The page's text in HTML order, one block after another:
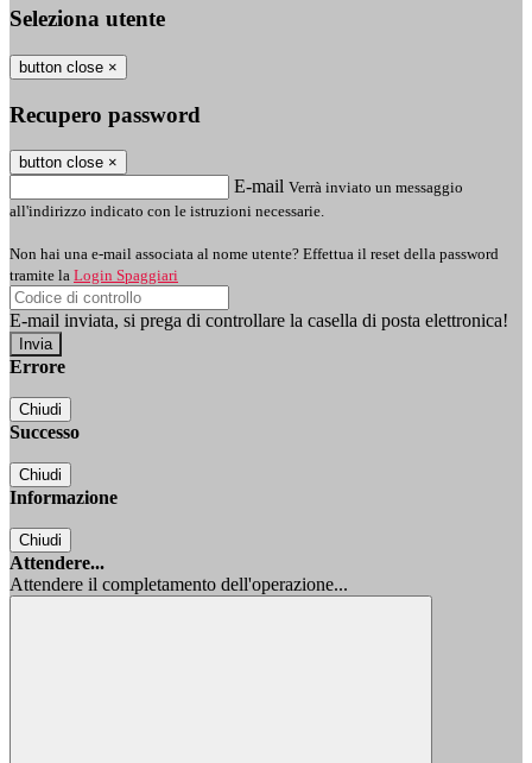
Seleziona utente
button close ×
Recupero password
button close ×
E-mail Verrà inviato un messaggio
all'indirizzo indicato con le istruzioni necessarie.
Non hai una e-mail associata al nome utente? Effettua il reset della password
tramite la Login Spaggiari
E-mail inviata, si prega di controllare la casella di posta elettronica!
Errore
Chiudi
Successo
Chiudi
Informazione
Chiudi
Attendere...
Attendere il completamento dell'operazione...